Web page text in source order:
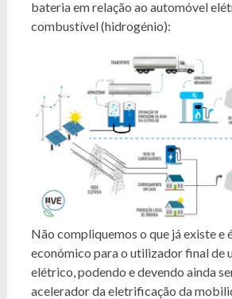
bateria em relação ao automóvel
combustível (hidrogénio):
Não compliquemos o que já existe e
económico para o utilizador final de
elétrico, podendo e devendo ainda
acelerador da eletrificação da